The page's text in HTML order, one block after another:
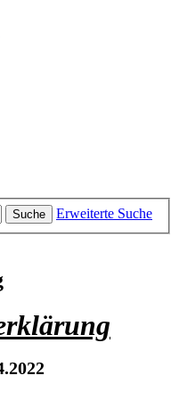
Suche
Erweiterte Suche